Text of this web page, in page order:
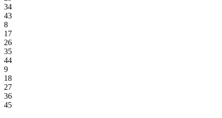
34
43
8
17
26
35
44
9
18
27
36
45